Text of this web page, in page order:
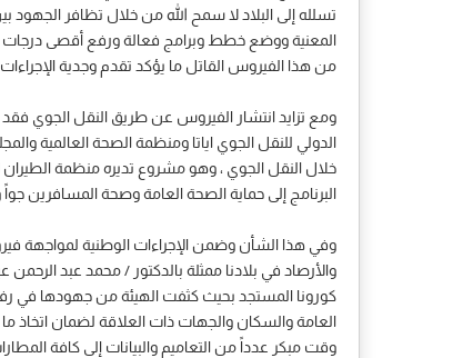
تسلله إلى البلاد لا سمح الله من خلال تظافر الجهود
المعنية ووضع خطط وبرامج فعالة ورفع أقصى درجات
من هذا الفيروس القاتل ما يؤكد تقدم وجدية
ومع تزايد انتشار الفيروس عن طريق النقل الجوي فقد
الدولي للنقل الجوي اياتا ومنظمة الصحة العالمية
خلال النقل الجوي ، وهو مشروع تديره منظمة الطيران
البرنامج إلى حماية الصحة العامة وصحة المسافرين
وفي هذا الشأن وضمن الإجراءات الوطنية لمواجهة
والأرصاد في بلادنا ممثلة بالدكتور / محمد عبد
كورونا المستجد بحيث كثفت الهيئة من جهودها في رفع
العامة والسكان والجهات ذات العلاقة لضمان اتخاذ
وقت مبكر عدداً من التعاميم والبيانات إلى كافة